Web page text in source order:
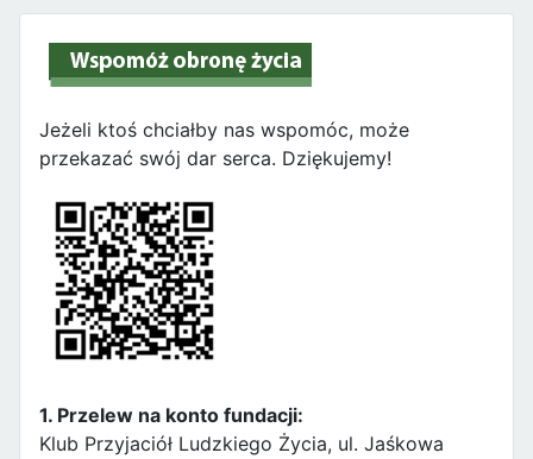
Jeżeli ktoś chciałby nas wspomóc, może
przekazać swój dar serca. Dziękujemy!
1. Przelew na konto fundacji:
Klub Przyjaciół Ludzkiego Życia, ul. Jaśkowa